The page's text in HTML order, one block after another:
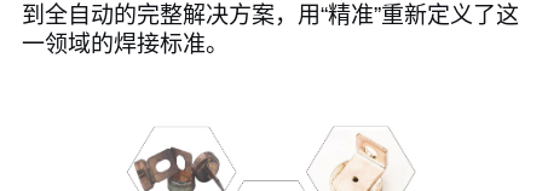
到全自动的完整解决方案，用“精准”重新定义了这
一领域的焊接标准。